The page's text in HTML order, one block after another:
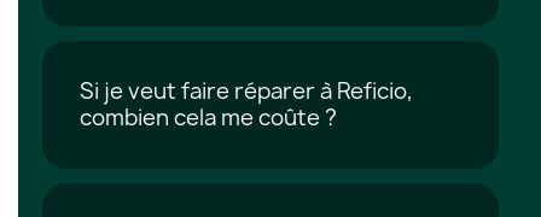
Si je veut faire réparer à Reficio,
combien cela me coûte ?